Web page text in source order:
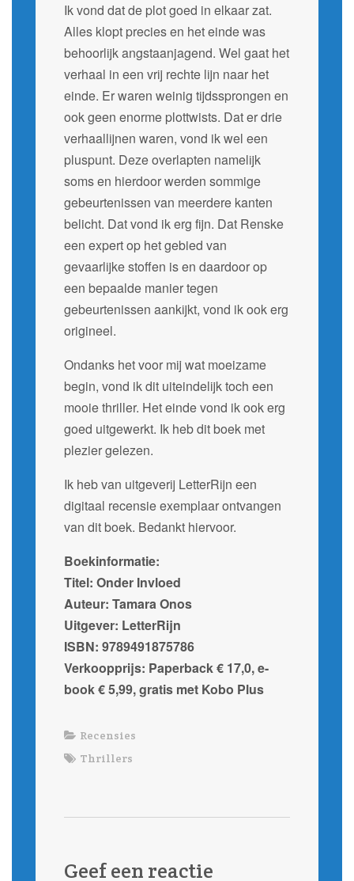
Ik vond dat de plot goed in elkaar zat.
Alles klopt precies en het einde was
behoorlijk angstaanjagend. Wel gaat het
verhaal in een vrij rechte lijn naar het
einde. Er waren weinig tijdssprongen en
ook geen enorme plottwists. Dat er drie
verhaallijnen waren, vond ik wel een
pluspunt. Deze overlapten namelijk
soms en hierdoor werden sommige
gebeurtenissen van meerdere kanten
belicht. Dat vond ik erg fijn. Dat Renske
een expert op het gebied van
gevaarlijke stoffen is en daardoor op
een bepaalde manier tegen
gebeurtenissen aankijkt, vond ik ook erg
origineel.
Ondanks het voor mij wat moeizame
begin, vond ik dit uiteindelijk toch een
mooie thriller. Het einde vond ik ook erg
goed uitgewerkt. Ik heb dit boek met
plezier gelezen.
Ik heb van uitgeverij LetterRijn een
digitaal recensie exemplaar ontvangen
van dit boek. Bedankt hiervoor.
Boekinformatie:
Titel: Onder Invloed
Auteur: Tamara Onos
Uitgever: LetterRijn
ISBN: 9789491875786
Verkoopprijs: Paperback € 17,0, e-
book € 5,99, gratis met Kobo Plus
Recensies
Thrillers
Geef een reactie